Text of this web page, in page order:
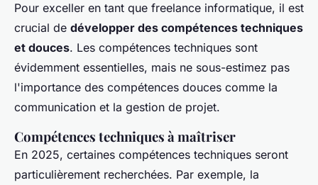
Pour exceller en tant que freelance informatique, il est
crucial de développer des compétences techniques
et douces. Les compétences techniques sont
évidemment essentielles, mais ne sous-estimez pas
l'importance des compétences douces comme la
communication et la gestion de projet.
Compétences techniques à maîtriser
En 2025, certaines compétences techniques seront
particulièrement recherchées. Par exemple, la